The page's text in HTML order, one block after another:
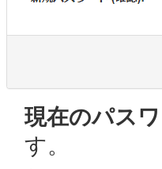
現在のパス
す。